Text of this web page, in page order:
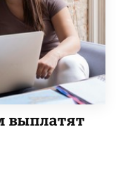
выплатят